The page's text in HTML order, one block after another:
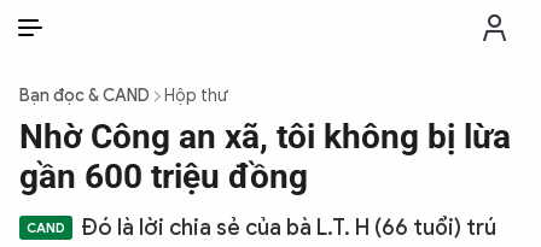
THỜI SỰ
CHỐNG DIỄN BIẾN HÒA BÌNH
Bạn đọc & CAND Hộp thư
Nhờ Công an xã, tôi không bị lừa
gần 600 triệu đồng
Đó là lời chia sẻ của bà L.T. H (66 tuổi) trú